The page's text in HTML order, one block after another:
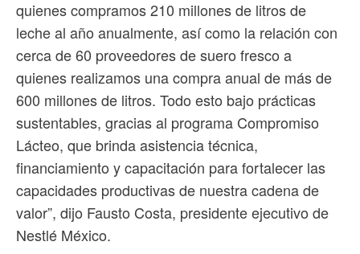
quienes compramos 210 millones de litros de
leche al año anualmente, así como la relación con
cerca de 60 proveedores de suero fresco a
quienes realizamos una compra anual de más de
600 millones de litros. Todo esto bajo prácticas
sustentables, gracias al programa Compromiso
Lácteo, que brinda asistencia técnica,
financiamiento y capacitación para fortalecer las
capacidades productivas de nuestra cadena de
valor”, dijo Fausto Costa, presidente ejecutivo de
Nestlé México.